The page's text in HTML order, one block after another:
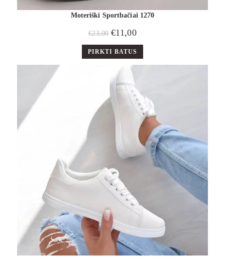
Moteriški Sportbačiai 1270
€23,00 €11,00
PIRKTI BATUS